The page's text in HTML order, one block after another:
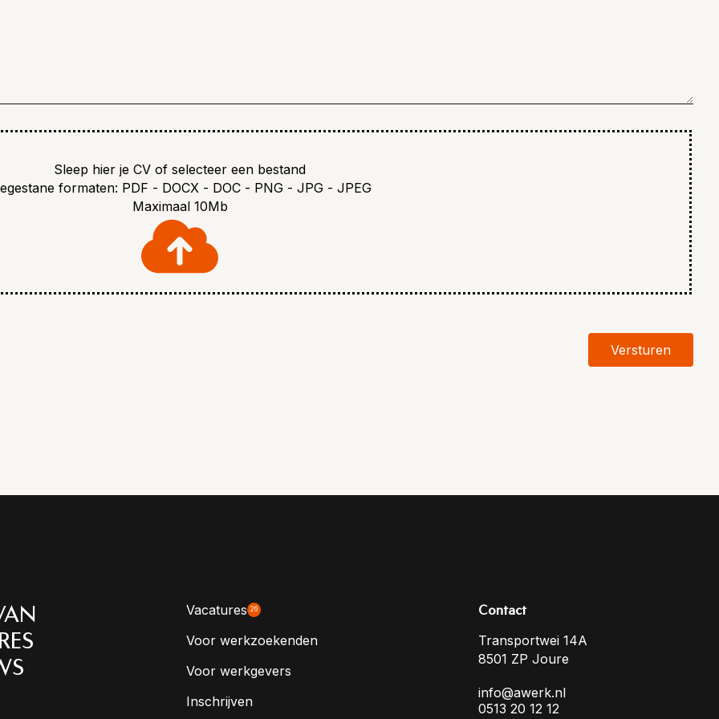
Sleep hier je CV of selecteer een bestand
formaten: PDF - DOCX - DOC - PNG - JPG - JPEG
Maximaal 10Mb
Versturen
Vacatures 26
Voor werkzoekenden
Voor werkgevers
Inschrijven
Contact
Transportwei 14A
8501 ZP Joure
info@awerk.nl
0513 20 12 12